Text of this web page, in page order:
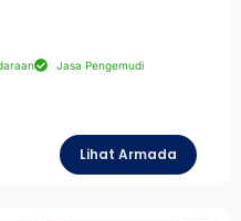
Jasa Pengemudi
Lihat Armada